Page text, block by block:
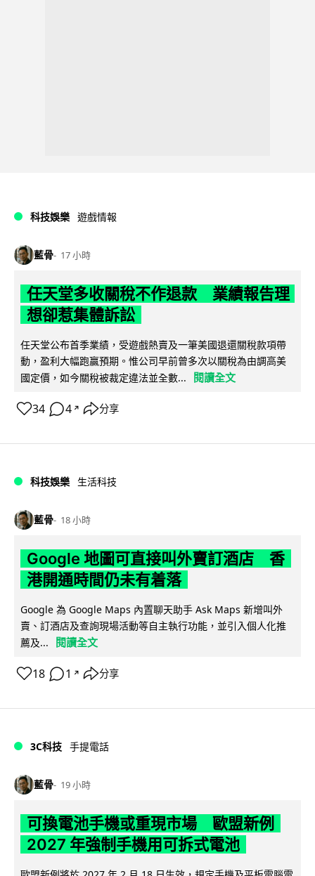
科技娛樂 遊戲情報
藍骨 17 小時
任天堂多收關稅不作退款 業績報告理
想卻惹集體訴訟
任天堂公布首季業績，受遊戲熱賣及一筆美國退還關稅款項帶
動，盈利大幅跑贏預期。惟公司早前曾多次以關稅為由調高美
國定價，如今關稅被裁定違法並全數...
閱讀全文
34 4 ↗ 分享
科技娛樂 生活科技
藍骨 18 小時
Google 地圖可直接叫外賣訂酒店 香
港開通時間仍未有着落
Google 為 Google Maps 內置聊天助手 Ask Maps 新增叫外
賣、訂酒店及查詢現場活動等自主執行功能，並引入個人化推
薦及...
閱讀全文
18 1 ↗ 分享
3C科技 手提電話
藍骨 19 小時
可換電池手機或重現市場 歐盟新例
2027 年強制手機用可拆式電池